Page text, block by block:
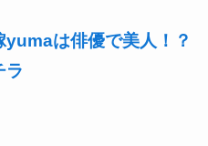
は俳優で美人！？
ラ